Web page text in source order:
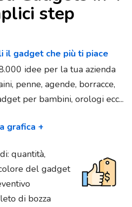
step
il gadget che più ti piace
idee per la tua azienda
penne, agende, borracce,
per bambini, orologi ecc...
grafica +
quantità,
del gadget
di bozza